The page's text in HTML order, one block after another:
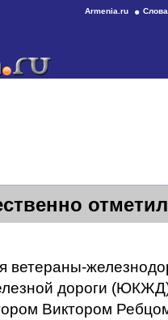
Armenia.ru
дороги
Виктором